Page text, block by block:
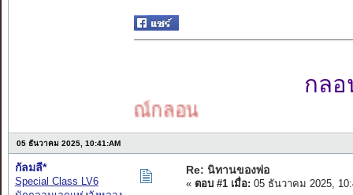
กลอ
อารมณ์กลอน
05 ธันวาคม 2025, 10:41:AM
กัลมลี*
Special Class LV6
Re: นิทานของพ่อ
« ตอบ #1 เมื่อ: 05 ธันวาคม 2025,